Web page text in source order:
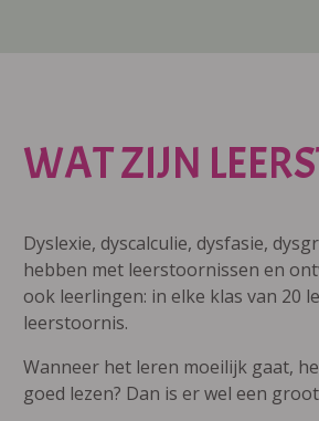
WAT ZIJN
Dyslexie, dyscalculie, dysfasie,
hebben met leerstoornissen en
ook leerlingen: in elke klas van 20
leerstoornis.
Wanneer het leren moeilijk gaat,
goed lezen? Dan is er wel een